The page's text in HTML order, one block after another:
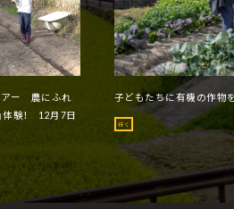
アー 農にふれ
体験！ 12月7日
子どもたちに有機の作物
行く